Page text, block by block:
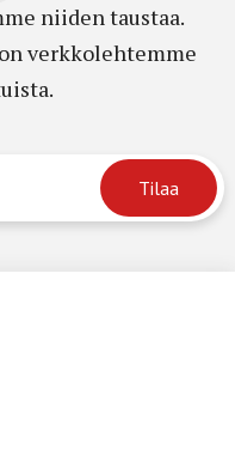
niiden taustaa.
verkkolehtemme